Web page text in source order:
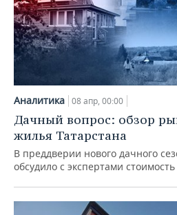
Аналитика 08 апр, 00:00
Дачный вопрос: обзор
жилья Татарстана
В преддверии нового дачного
обсудило с экспертами